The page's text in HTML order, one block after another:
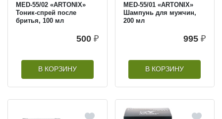
MED-55/02 «ARTONIX»
Тоник-спрей после
бритья, 100 мл
500 ₽
В КОРЗИНУ
MED-55/01 «ARTONIX»
Шампунь для мужчин,
200 мл
995 ₽
В КОРЗИНУ